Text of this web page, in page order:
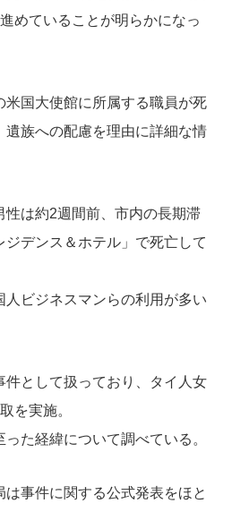
めていることが明らかになっ
米国大使館に所属する職員が死
遺族への配慮を理由に詳細な情
性は約2週間前、市内の長期滞
デンス＆ホテル」で死亡して
人ビジネスマンらの利用が多い
件として扱っており、タイ人女
を実施。
た経緯について調べている。
事件に関する公式発表をほと